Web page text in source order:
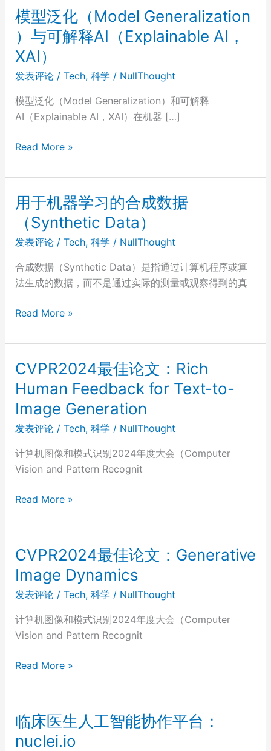
模型泛化（Model Generalization
）与可解释AI（Explainable AI，
XAI）
发表评论 / Tech, 科学 / NullThought
模型泛化（Model Generalization）和可解释
AI（Explainable AI，XAI）在机器 […]
模
泛
化
（Model
Generalization
）
可
解
AI（Explainable
Read More »
用于机器学习的合成数据
（Synthetic Data）
发表评论 / Tech, 科学 / NullThought
合成数据（Synthetic Data）是指通过计算机程序或算
法生成的数据，而不是通过实际的测量或观察得到的真
用
机
器
学
习
的
合
数
据
Data）
Read More »
CVPR2024最佳论文：Rich
Human Feedback for Text-to-
Image Generation
发表评论 / Tech, 科学 / NullThought
计算机图像和模式识别2024年度大会（Computer
Vision and Pattern Recognit
CVPR2024
佳
论
文：
Rich
Human
for
Text-
Image
Read More »
CVPR2024最佳论文：Generative
Image Dynamics
发表评论 / Tech, 科学 / NullThought
计算机图像和模式识别2024年度大会（Computer
Vision and Pattern Recognit
CVPR2024
佳
论
文：
Generative
Read More »
临床医生人工智能协作平台：
nuclei.io